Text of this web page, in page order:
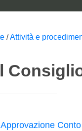
/Attività e